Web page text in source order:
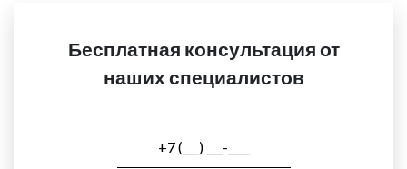
Бесплатная консультация от
наших специалистов